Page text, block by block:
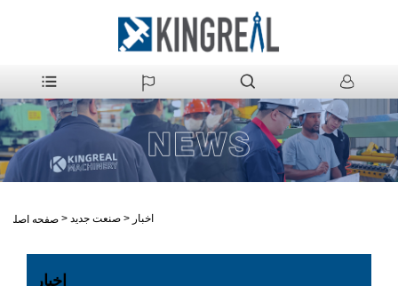
صفحه اصلی > اخبار > صنعت جدید
اخبار